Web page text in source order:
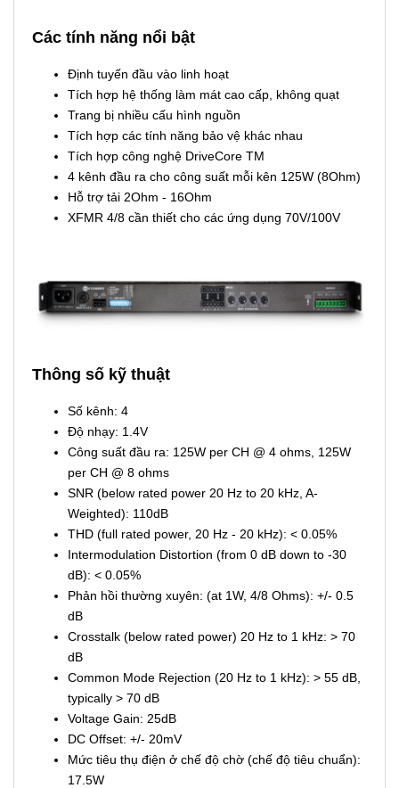
Các tính năng nổi bật
Định tuyến đầu vào linh hoạt
Tích hợp hệ thống làm mát cao cấp, không quạt
Trang bị nhiều cấu hình nguồn
Tích hợp các tính năng bảo vệ khác nhau
Tích hợp công nghệ DriveCore TM
4 kênh đầu ra cho công suất mỗi kên 125W (8Ohm)
Hỗ trợ tải 2Ohm - 16Ohm
XFMR 4/8 cần thiết cho các ứng dụng 70V/100V
Thông số kỹ thuật
Số kênh: 4
Độ nhạy: 1.4V
Công suất đầu ra: 125W per CH @ 4 ohms, 125W
per CH @ 8 ohms
SNR (below rated power 20 Hz to 20 kHz, A-
Weighted): 110dB
THD (full rated power, 20 Hz - 20 kHz): < 0.05%
Intermodulation Distortion (from 0 dB down to -30
dB): < 0.05%
Phản hồi thường xuyên: (at 1W, 4/8 Ohms): +/- 0.5
dB
Crosstalk (below rated power) 20 Hz to 1 kHz: > 70
dB
Common Mode Rejection (20 Hz to 1 kHz): > 55 dB,
typically > 70 dB
Voltage Gain: 25dB
DC Offset: +/- 20mV
Mức tiêu thụ điện ở chế độ chờ (chế độ tiêu chuẩn):
17.5W